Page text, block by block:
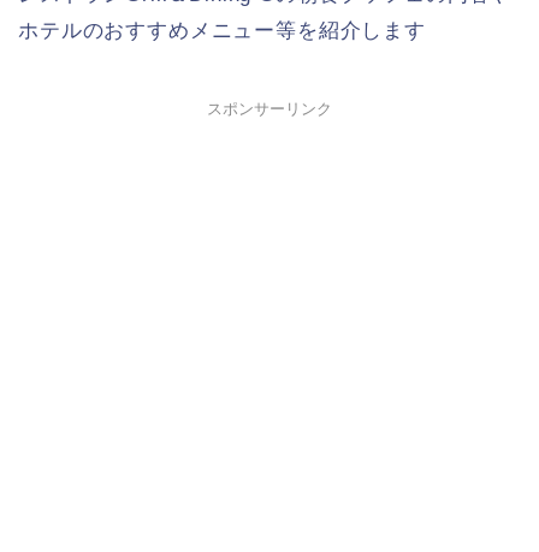
ホテルのおすすめメニュー等を紹介します
スポンサーリンク